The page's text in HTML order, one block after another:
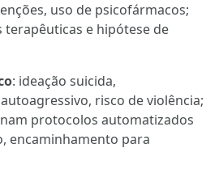
uso de psicofármacos;
terapêuticas e hipótese de
: ideação suicida,
risco de violência;
protocolos automatizados
encaminhamento para